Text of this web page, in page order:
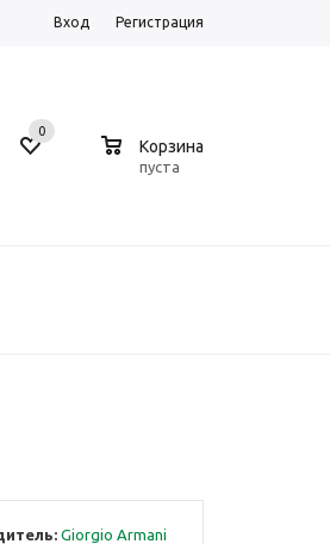
Вход Регистрация
0
Корзина
пуста
Giorgio Armani